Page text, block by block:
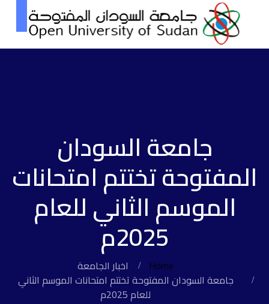
جامعة السودان
المفتوحة تختتم امتحانات
الموسم الثاني للعام
2025م
Home
اخبار الجامعة
جامعة السودان المفتوحة تختتم امتحانات الموسم الثاني
للعام 2025م